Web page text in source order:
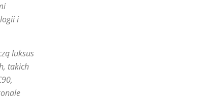
i
luksus
takich